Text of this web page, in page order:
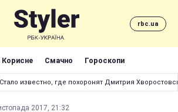
rbc.ua
Корисне Смачно Гороскопи
Стало известно, где похоронят Дмитрия
2017, 21:32